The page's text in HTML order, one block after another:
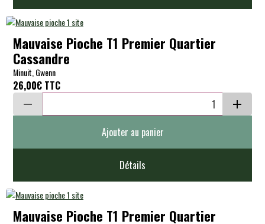
Mauvaise Pioche T1 Premier Quartier
Cassandre
Minuit, Gwenn
26,00€ TTC
Ajouter au panier
Détails
Mauvaise Pioche T1 Premier Quartier